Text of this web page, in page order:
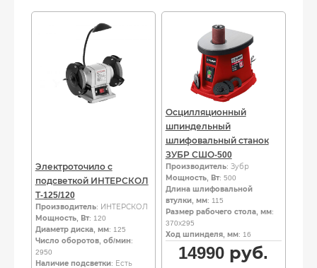
Электроточило с
подсветкой ИНТЕРСКОЛ
Т-125/120
Производитель: ИНТЕРСКОЛ
Мощность, Вт: 120
Диаметр диска, мм: 125
Число оборотов, об/мин:
2950
Наличие подсветки: Есть
Осцилляционный
шпиндельный
шлифовальный станок
ЗУБР СШО-500
Производитель: Зубр
Мощность, Вт: 500
Длина шлифовальной
втулки, мм: 115
Размер рабочего стола, мм:
370х295
Ход шпинделя, мм: 16
14990 руб.